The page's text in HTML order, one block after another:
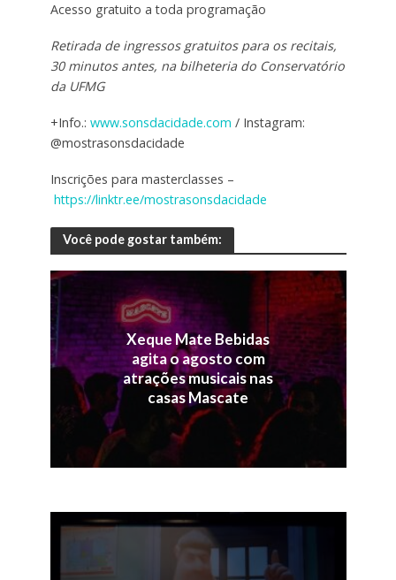
Acesso gratuito a toda programação
Retirada de ingressos gratuitos para os recitais,
30 minutos antes, na bilheteria do Conservatório
da UFMG
+Info.: www.sonsdacidade.com / Instagram:
@mostrasonsdacidade
Inscrições para masterclasses –
https://linktr.ee/mostrasonsdacidade
Você pode gostar também:
Xeque Mate Bebidas
agita o agosto com
atrações musicais nas
casas Mascate